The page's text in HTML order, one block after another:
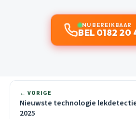
NU BEREIKBAAR
BEL 0182 20
← VORIGE
Nieuwste technologie
2025